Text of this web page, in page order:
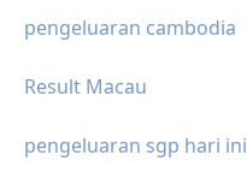
pengeluaran cambodia
Result Macau
pengeluaran sgp hari ini